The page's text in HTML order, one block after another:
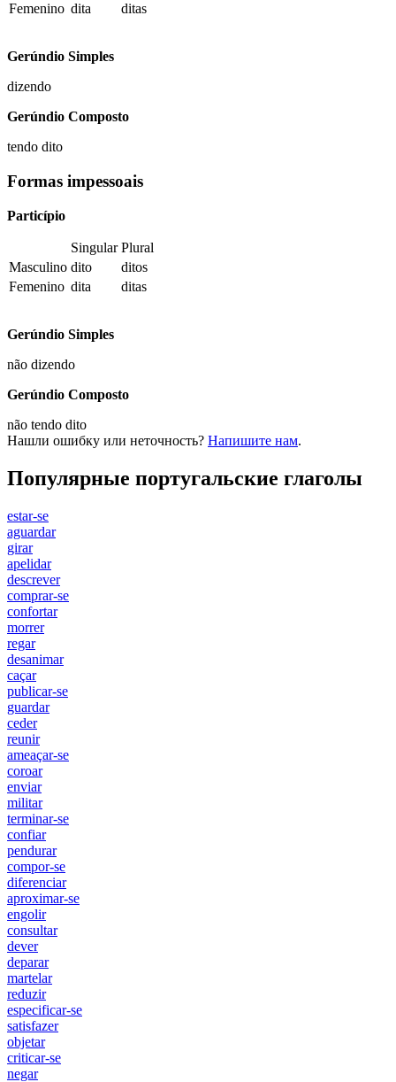
Femenino dita ditas
Gerúndio Simples
dizendo
Gerúndio Composto
tendo dito
Formas impessoais
Particípio
Singular Plural
Masculino dito
ditos
Femenino dita ditas
Gerúndio Simples
não dizendo
Gerúndio Composto
não tendo dito
Нашли ошибку или неточность? Напишите нам.
Популярные португальские глаголы
estar-se
aguardar
girar
apelidar
descrever
comprar-se
confortar
morrer
regar
desanimar
caçar
publicar-se
guardar
ceder
reunir
ameaçar-se
coroar
enviar
militar
terminar-se
confiar
pendurar
compor-se
diferenciar
aproximar-se
engolir
consultar
dever
deparar
martelar
reduzir
especificar-se
satisfazer
objetar
criticar-se
negar